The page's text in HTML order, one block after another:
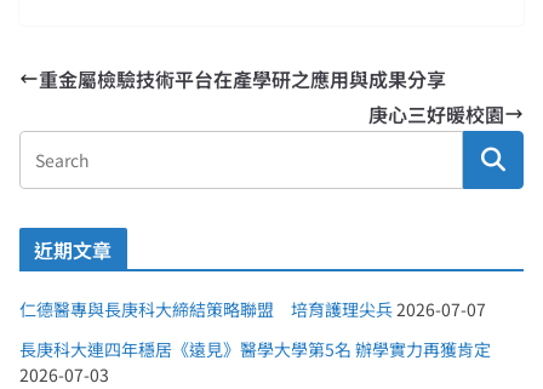
重金屬檢驗技術平台在產學研之應用與成果分享
庚心三好暖校園
近期文章
仁德醫專與長庚科大締結策略聯盟 培育護理尖兵2026-07-07
長庚科大連四年穩居《遠見》醫學大學第5名 辦學實力再獲肯定
2026-07-03